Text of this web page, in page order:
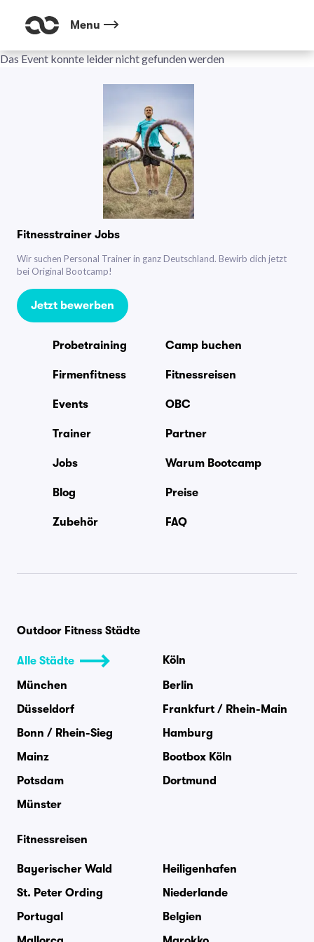
Menu
Das Event konnte leider nicht gefunden werden
Fitnesstrainer Jobs
Wir suchen Personal Trainer in ganz Deutschland. Bewirb dich jetzt
bei Original Bootcamp!
Jetzt bewerben
Probetraining Camp buchen
Firmenfitness Fitnessreisen
Events OBC
Trainer Partner
Jobs Warum Bootcamp
Blog Preise
Zubehör FAQ
Outdoor Fitness Städte
Alle Städte
Köln
München
Berlin
Düsseldorf
Frankfurt / Rhein-Main
Bonn / Rhein-Sieg
Hamburg
Mainz
Bootbox Köln
Potsdam
Dortmund
Münster
Fitnessreisen
Bayerischer Wald
Heiligenhafen
St. Peter Ording
Niederlande
Portugal
Belgien